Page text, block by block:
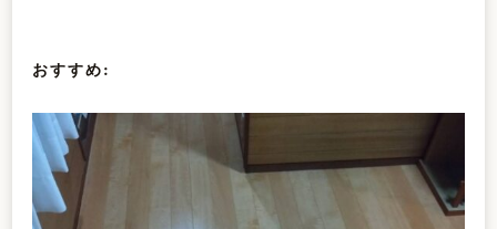
ョ
ン
おすすめ: